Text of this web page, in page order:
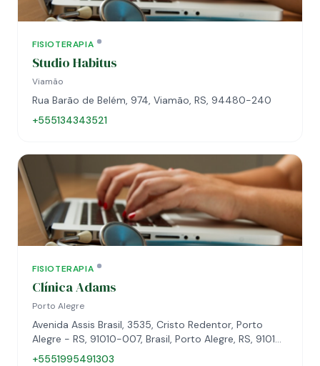
FISIOTERAPIA
Studio Habitus
Viamão
Rua Barão de Belém, 974, Viamão, RS, 94480-240
+555134343521
FISIOTERAPIA
Clínica Adams
Porto Alegre
Avenida Assis Brasil, 3535, Cristo Redentor, Porto
Alegre - RS, 91010-007, Brasil, Porto Alegre, RS, 91010-
007
+5551995491303